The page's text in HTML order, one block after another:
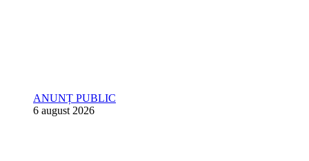
ANUNȚ PUBLIC
6 august 2026